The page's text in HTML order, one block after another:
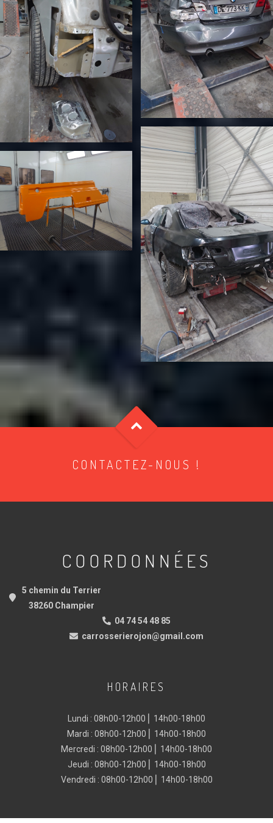
CONTACTEZ-NOUS !
COORDONNÉES
5 chemin du Terrier
38260 Champier
04 74 54 48 85
carrosserierojon@gmail.com
HORAIRES
Lundi : 08h00-12h00 ⎜ 14h00-18h00
Mardi : 08h00-12h00 ⎜ 14h00-18h00
Mercredi : 08h00-12h00 ⎜ 14h00-18h00
Jeudi : 08h00-12h00 ⎜ 14h00-18h00
Vendredi : 08h00-12h00 ⎜ 14h00-18h00